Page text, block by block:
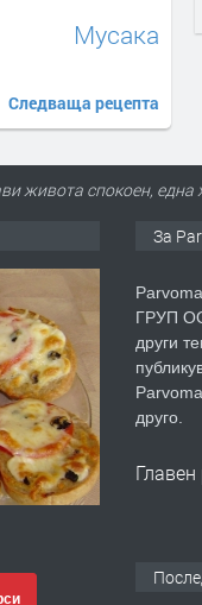
Мусака
Следваща рецепта
живота спокоен,
За
ГРУП
други
друго.
Главен